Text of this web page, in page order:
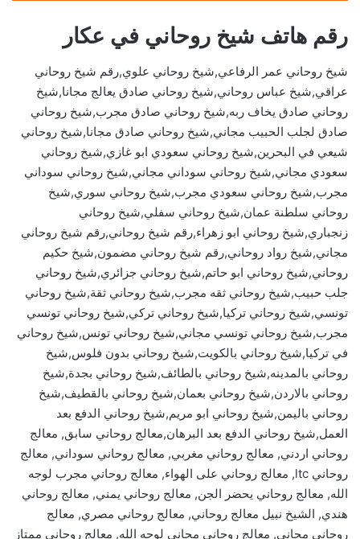
رقم هاتف شيخ روحاني في عكار
شيخ روحاني عمر الرفاعي,شيخ روحاني علوي,رقم شيخ روحاني
عراقي,شيخ عباس روحاني,شيخ روحاني صادق يعالج مجانا,شيخ
روحاني صادق يخاف ربه,شيخ روحاني صادق مجرب,شيخ روحاني
صادق لجلب الحبيب مجاني,شيخ روحاني صادق مجانا,شيخ روحاني
شيعي في البحرين,شيخ روحاني سعودي ابو غازي,شيخ روحاني
سعودي مجاني,شيخ روحاني سوداني مجاني,شيخ روحاني سوداني
مجرب,شيخ روحاني سعودي مجرب,شيخ روحاني سوري,شيخ
روحاني سلطنة عمان,شيخ روحاني سفلي,شيخ روحاني
زنجباري,شيخ روحاني ابو زهراء,رقم شيخ روحاني,رقم شيخ روحاني
مجاني,شيخ رواد روحاني,رقم شيخ روحاني مضمون,شيخ حكيم
روحاني,شيخ روحاني ابو حاتم,شيخ روحاني جزائري,شيخ روحاني
جلب حبيب,شيخ روحاني ثقه مجرب,شيخ روحاني ثقة,شيخ روحاني
تونسي,شيخ روحاني تركيا,شيخ روحاني تركي,شيخ روحاني تونسي
مجرب,شيخ روحاني تونسي مجاني,شيخ روحاني تونس,شيخ روحاني
في تركيا,شيخ روحاني بالكويت,شيخ روحاني بدون فلوس,شيخ
روحاني بالمدينه,شيخ روحاني بالطائف,شيخ روحاني بجدة,شيخ
روحاني بالاردن,شيخ روحاني بعمان,شيخ روحاني بالقطيف,شيخ
روحاني باليمن,شيخ روحاني ابو مريم,شيخ روحاني الدفع بعد
العمل,شيخ روحاني الدفع بعد البرهان,معالج روحاني سابق, معالج
روحاني اردني, معالج روحاني مغربي, معالج روحاني سوداني, معالج
روحاني ltc, معالج روحاني على الهواء, معالج روحاني مجرب لوجه
الله, معالج روحاني يحضر الجن, معالج روحاني يمني, معالج روحاني
هندي, الشيخ نبيل معالج روحاني, معالج روحاني مصري, معالج
روحاني مجاني, معالج روحاني مجاني لوجه الله, معالج روحاني ممتاز